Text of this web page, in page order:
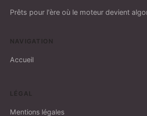
Prêts pour l'ère où le moteur devient
NAVIGATION
Accueil
LÉGAL
Mentions légales